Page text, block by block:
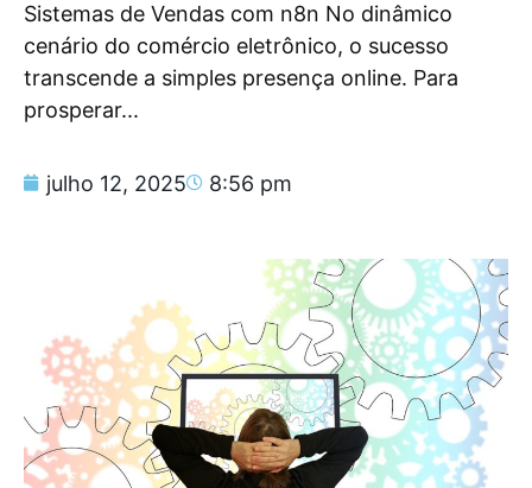
Sistemas de Vendas com n8n No dinâmico
cenário do comércio eletrônico, o sucesso
transcende a simples presença online. Para
prosperar...
julho 12, 2025 8:56 pm